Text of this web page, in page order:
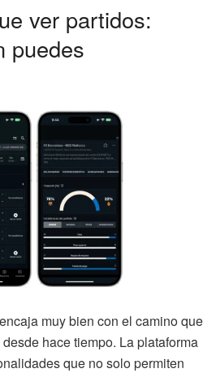
ver partidos:
puedes
muy bien con el camino que
hace tiempo. La plataforma
que no solo permiten